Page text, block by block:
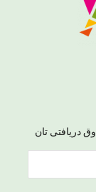
دریافتی تان